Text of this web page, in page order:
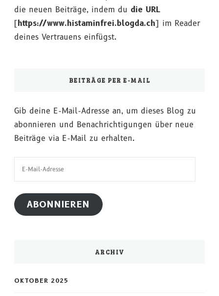
die neuen Beiträge, indem du die URL
[https://www.histaminfrei.blogda.ch] im Reader
deines Vertrauens einfügst.
BEITRÄGE PER E-MAIL
Gib deine E-Mail-Adresse an, um dieses Blog zu
abonnieren und Benachrichtigungen über neue
Beiträge via E-Mail zu erhalten.
ABONNIEREN
ARCHIV
OKTOBER 2025